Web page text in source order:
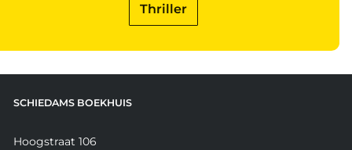
Thriller
SCHIEDAMS BOEKHUIS
Hoogstraat 106